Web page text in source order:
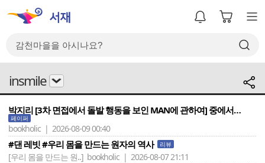
insmile
박지리 [3차 면접에서 돌발 행동을 보인 MAN에 관하여] 중에서…
페이퍼
bookholic | 2026-08-09 00:40
#댄 레빗 #우리 몸을 만드는 원자의 역사 리뷰
[우리 몸을 만드는 원..] bookholic | 2026-08-07 21:11